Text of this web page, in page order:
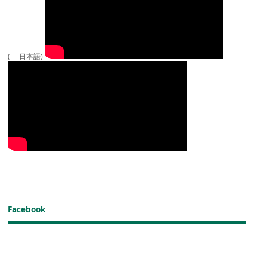
( 日本語)
Facebook